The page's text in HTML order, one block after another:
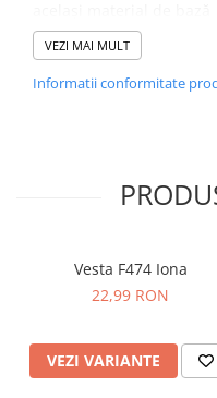
• la nivelul umerilor este
Gramaj
VEZI MAI MULT
Informatii conformitate
Vesta F474 Iona
22,99 RON
VEZI VARIANTE